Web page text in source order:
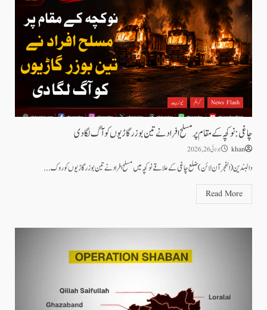
News Flash کرائم نیوز بیٹ
چاغی: نوکچہ کے مقام پر مسلح افراد نے تین بوزر گاڑیوں کو آگ لگا دی
khan جولائی 26, 2026
دالبندین (الفجرآن لائن) ضلع چاغی کے علاقے نوکچہ میں مسلح افراد نے تین بوزر گاڑیوں کو روک...
Read More